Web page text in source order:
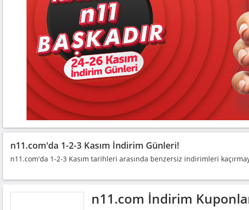
n11.com'da 1-2-3 Kasım İndirim Günleri!
n11.com'da 1-2-3 Kasım tarihleri arasında benzersiz indirimleri
n11.com İndirim